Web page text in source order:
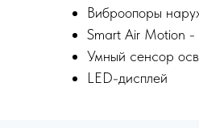
Виброопоры
Smart Air Motion -
Умный сенсор
LED-дисплей